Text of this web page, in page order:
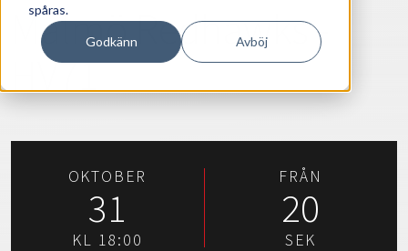
spåras.
Godkänn Avböj
Malmö Redhawks -
HV71
OKTOBER
31
KL 18:00
FRÅN
20
SEK